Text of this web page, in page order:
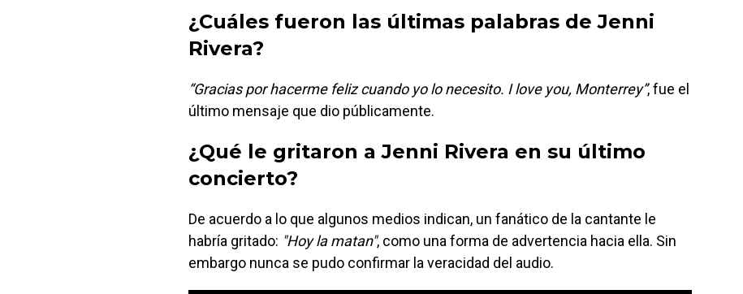
¿Cuáles fueron las últimas palabras de Jenni
Rivera?
“Gracias por hacerme feliz cuando yo lo necesito. I love you, Monterrey”, fue el
último mensaje que dio públicamente.
¿Qué le gritaron a Jenni Rivera en su último
concierto?
De acuerdo a lo que algunos medios indican, un fanático de la cantante le
habría gritado: "Hoy la matan", como una forma de advertencia hacia ella. Sin
embargo nunca se pudo confirmar la veracidad del audio.